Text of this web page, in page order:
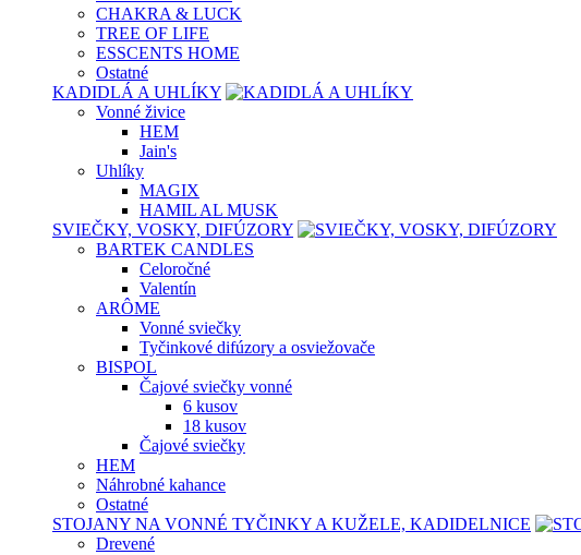
CHAKRA & LUCK
TREE OF LIFE
ESSCENTS HOME
Ostatné
KADIDLÁ A UHLÍKY
Vonné živice
HEM
Jain's
Uhlíky
MAGIX
HAMIL AL MUSK
SVIEČKY, VOSKY, DIFÚZORY
BARTEK CANDLES
Celoročné
Valentín
ARÔME
Vonné sviečky
Tyčinkové difúzory a osviežovače
BISPOL
Čajové sviečky vonné
6 kusov
18 kusov
Čajové sviečky
HEM
Náhrobné kahance
Ostatné
STOJANY NA VONNÉ TYČINKY A KUŽELE, KADIDELNICE
Drevené